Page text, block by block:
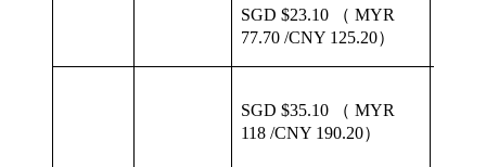
SGD $23.10 （ MYR
77.70 /CNY 125.20）
SGD $35.10 （ MYR
118 /CNY 190.20）